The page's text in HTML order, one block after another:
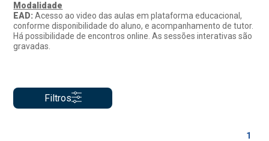
Modalidade
EAD:Acesso ao video das aulas em plataforma educacional,
conforme disponibilidade do aluno, e acompanhamento de tutor.
Há possibilidade de encontros online. As sessões interativas são
gravadas.
Filtros
1